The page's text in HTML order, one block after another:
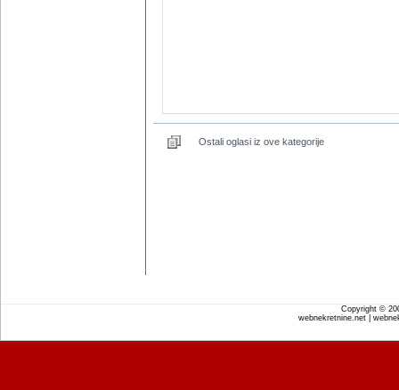
Ostali oglasi iz ove kategorije
Copyright ©
webnekretnine.net |